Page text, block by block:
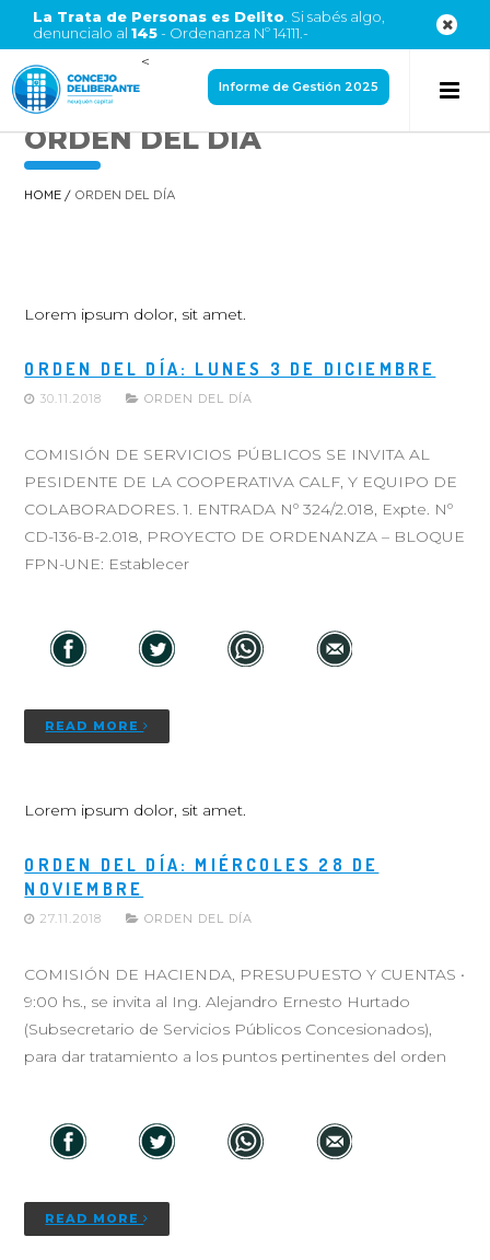
La Trata de Personas es Delito . Si sabés algo,
denuncialo al 145- Ordenanza Nº 14111.-
<
Informe de Gestión 2025
ORDEN DEL DÍA
HOME / ORDEN DEL DÍA
Lorem ipsum dolor, sit amet.
ORDEN DEL DÍA: LUNES 3 DE DICIEMBRE
30.11.2018 ORDEN DEL DÍA
COMISIÓN DE SERVICIOS PÚBLICOS SE INVITA AL
PESIDENTE DE LA COOPERATIVA CALF, Y EQUIPO DE
COLABORADORES. 1. ENTRADA Nº 324/2.018, Expte. Nº
CD-136-B-2.018, PROYECTO DE ORDENANZA – BLOQUE
FPN-UNE: Establecer
READ MORE
Lorem ipsum dolor, sit amet.
ORDEN DEL DÍA: MIÉRCOLES 28 DE
NOVIEMBRE
27.11.2018 ORDEN DEL DÍA
COMISIÓN DE HACIENDA, PRESUPUESTO Y CUENTAS •
9:00 hs., se invita al Ing. Alejandro Ernesto Hurtado
(Subsecretario de Servicios Públicos Concesionados),
para dar tratamiento a los puntos pertinentes del orden
READ MORE